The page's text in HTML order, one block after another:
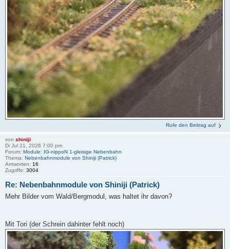
Rufe den Beitrag auf
von shiniji
Di Jul 21, 2026 7:00 pm
Forum: Module: IG-nippoN 1-gleisige Nebenbahn
Thema: Nebenbahnmodule von Shiniji (Patrick)
Antworten: 16
Zugriffe: 3004
Re: Nebenbahnmodule von Shiniji (Patrick)
Mehr Bilder vom Wald/Bergmodul, was haltet ihr davon?
Mit Tori (der Schrein dahinter fehlt noch)